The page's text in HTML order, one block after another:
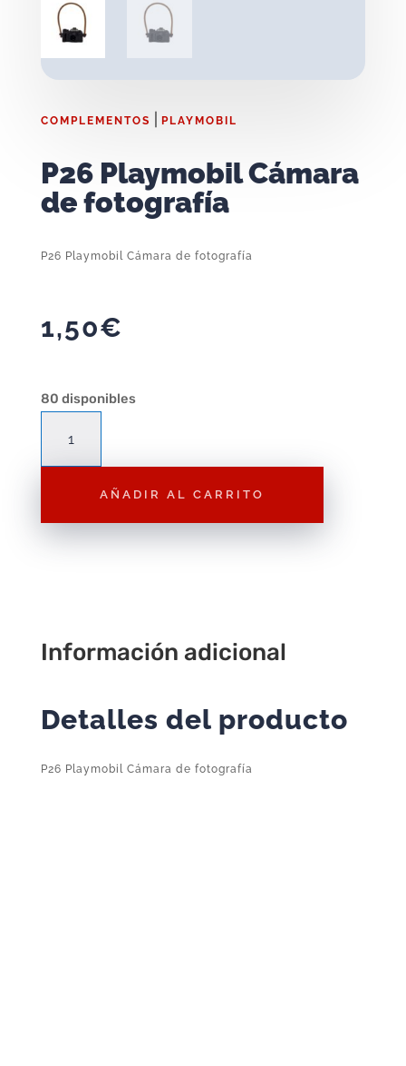
COMPLEMENTOS PLAYMOBIL
P26 Playmobil Cámara
de fotografía
P26 Playmobil Cámara de fotografía
1,50€
80 disponibles
Playmobil
Cámara
AÑADIR AL CARRITO
Información adicional
Detalles del producto
P26 Playmobil Cámara de fotografía